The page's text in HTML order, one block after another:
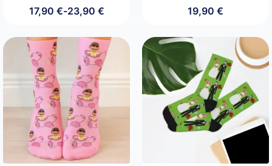
17,90 €-23,90 €
Rango
precios:
desde
17,90 €
hasta
23,90 €
19,90 €